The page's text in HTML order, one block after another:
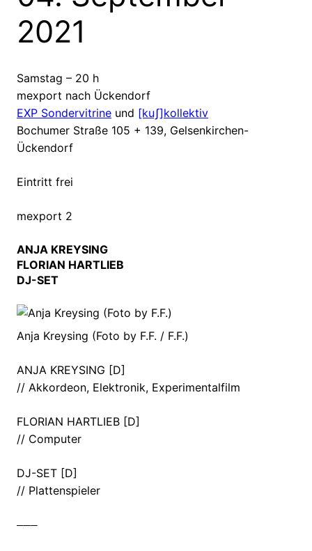
2021
Samstag – 20 h
mexport nach Ückendorf
EXP Sondervitrine und [kuʃ]kollektiv
Bochumer Straße 105 + 139, Gelsenkirchen-
Ückendorf
Eintritt frei
mexport 2
ANJA KREYSING
FLORIAN HARTLIEB
DJ-SET
Anja Kreysing (Foto by F.F. / F.F.)
ANJA KREYSING [D]
// Akkordeon, Elektronik, Experimentalfilm
FLORIAN HARTLIEB [D]
// Computer
DJ-SET [D]
// Plattenspieler
———